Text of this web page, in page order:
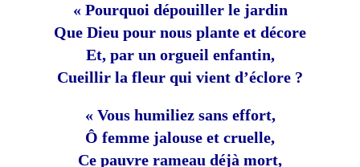
« Pourquoi dépouiller le jardin
Que Dieu pour nous plante et décore
Et, par un orgueil enfantin,
Cueillir la fleur qui vient d’éclore ?
« Vous humiliez sans effort,
Ô femme jalouse et cruelle,
Ce pauvre rameau déjà mort,